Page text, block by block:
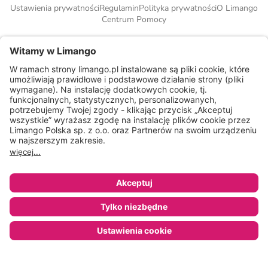
Ustawienia prywatnościRegulaminPolityka prywatnościO Limango
Centrum Pomocy